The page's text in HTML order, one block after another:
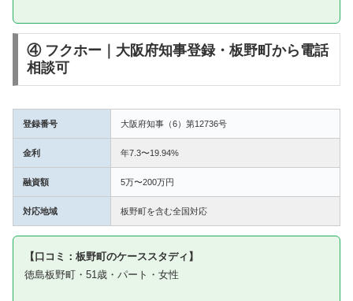
④ フクホー｜大阪府知事登録・板野町から電話
相談可
登録番号 大阪府知事（6）第12736号
金利 年7.3〜19.94%
融資額 5万〜200万円
対応地域 板野町を含む全国対応
【口コミ：板野町のケーススタディ】
徳島板野町・51歳・パート・女性